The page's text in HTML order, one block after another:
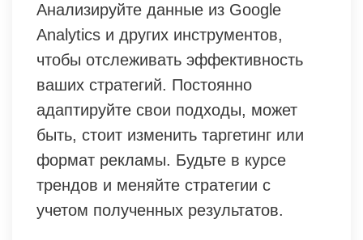
Анализируйте данные из Google
Analytics и других инструментов,
чтобы отслеживать эффективность
ваших стратегий. Постоянно
адаптируйте свои подходы, может
быть, стоит изменить таргетинг или
формат рекламы. Будьте в курсе
трендов и меняйте стратегии с
учетом полученных результатов.